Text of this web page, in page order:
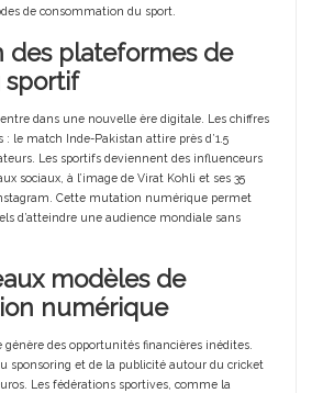
de consommation du sport.
des plateformes de
sportif
dans une nouvelle ère digitale. Les chiffres
: le match Inde-Pakistan attire près d’1.5
Les sportifs deviennent des influenceurs
sociaux, à l’image de Virat Kohli et ses 35
Cette mutation numérique permet
d’atteindre une audience mondiale sans
modèles de
numérique
des opportunités financières inédites.
sponsoring et de la publicité autour du cricket
Les fédérations sportives, comme la